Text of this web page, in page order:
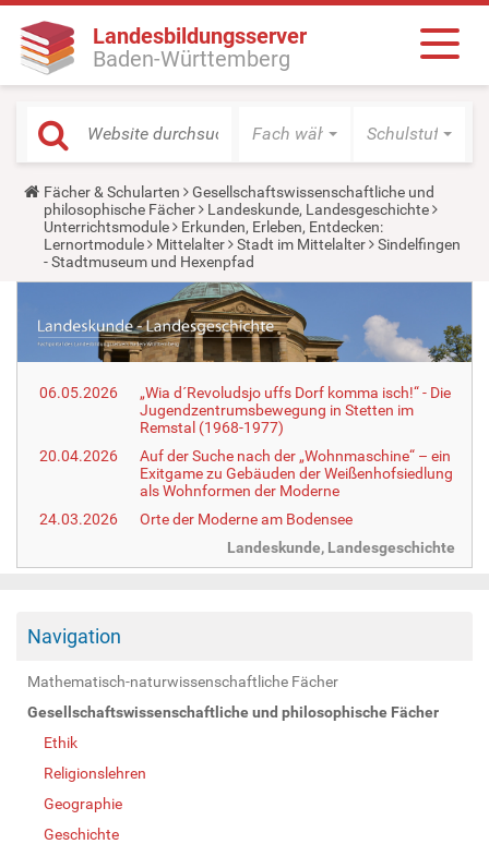
Landesbildungsserver
Baden-Württemberg
Fach wählen Schulstufe
Y
o
u
a
r
e
r
e
:
Fächer & Schularten
Gesellschaftswissenschaftliche und
philosophische Fächer
Landeskunde, Landesgeschichte
Unterrichtsmodule
Erkunden, Erleben, Entdecken:
Lernortmodule
Mittelalter Stadt im Mittelalter
Sindelfingen
- Stadtmuseum und Hexenpfad
06.05.2026
„Wia d´Revoludsjo uffs Dorf komma isch!“ - Die
Jugendzentrumsbewegung in Stetten im
Remstal (1968-1977)
20.04.2026
Auf der Suche nach der „Wohnmaschine“ – ein
Exitgame zu Gebäuden der Weißenhofsiedlung
als Wohnformen der Moderne
24.03.2026
Orte der Moderne am Bodensee
Landeskunde, Landesgeschichte
Navigation
Mathematisch-naturwissenschaftliche Fächer
Gesellschaftswissenschaftliche und philosophische Fächer
Ethik
Religionslehren
Geographie
Geschichte